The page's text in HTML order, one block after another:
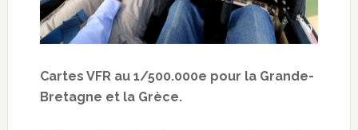
Cartes VFR au 1/500.000e pour la Grande-
Bretagne et la Grèce.